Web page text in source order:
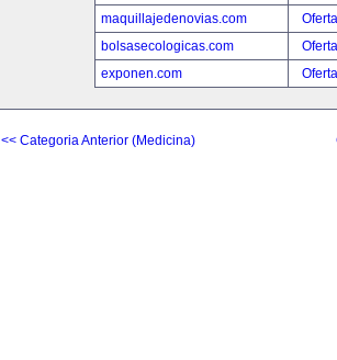
maquillajedenovias.com
bolsasecologicas.com
exponen.com
<< Categoria Anterior (Medicina)